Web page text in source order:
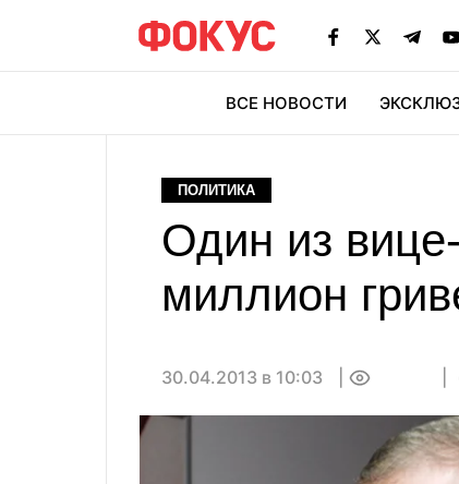
ВСЕ НОВОСТИ
ПОЛИТИКА
Один из
миллион
30.04.2013 в 10:03